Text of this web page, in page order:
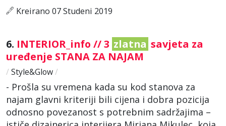
Kreirano 07 Studeni 2019
6. INTERIOR_info // 3 zlatna savjeta za
uređenje STANA ZA NAJAM
/ Style&Glow/
- Prošla su vremena kada su kod stanova za
najam glavni kriteriji bili cijena i dobra pozicija
odnosno povezanost s potrebnim sadržajima –